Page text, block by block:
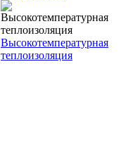
Высокотемпературная
теплоизоляция